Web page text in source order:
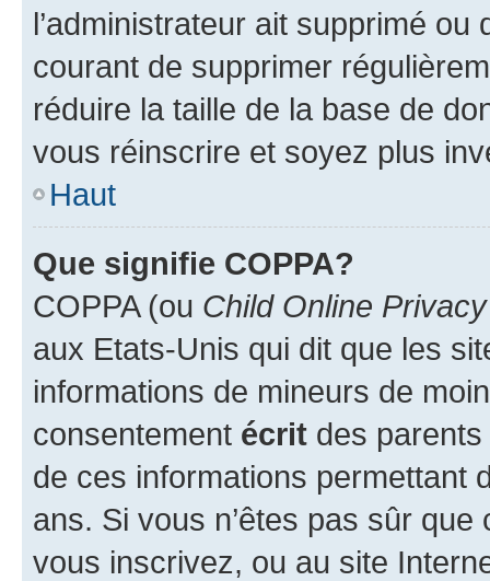
l’administrateur ait supprimé
courant de supprimer
réduire la taille de la base de
vous réinscrire et soyez plus
Haut
Que signifie COPPA?
COPPA (ou Child Online
aux Etats-Unis qui dit que les
informations de mineurs de
consentement écrit des parents
de ces informations permettant
ans. Si vous n’êtes pas sûr
vous inscrivez, ou au site